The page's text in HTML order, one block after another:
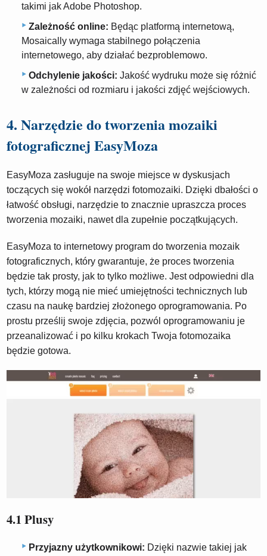
takimi jak Adobe Photoshop.
Zależność online: Będąc platformą internetową,
Mosaically wymaga stabilnego połączenia
internetowego, aby działać bezproblemowo.
Odchylenie jakości: Jakość wydruku może się różnić
w zależności od rozmiaru i jakości zdjęć wejściowych.
4. Narzędzie do tworzenia mozaiki
fotograficznej EasyMoza
EasyMoza zasługuje na swoje miejsce w dyskusjach
toczących się wokół narzędzi fotomozaiki. Dzięki dbałości o
łatwość obsługi, narzędzie to znacznie upraszcza proces
tworzenia mozaiki, nawet dla zupełnie początkujących.
EasyMoza to internetowy program do tworzenia mozaik
fotograficznych, który gwarantuje, że proces tworzenia
będzie tak prosty, jak to tylko możliwe. Jest odpowiedni dla
tych, którzy mogą nie mieć umiejętności technicznych lub
czasu na naukę bardziej złożonego oprogramowania. Po
prostu prześlij swoje zdjęcia, pozwól oprogramowaniu je
przeanalizować i po kilku krokach Twoja fotomozaika
będzie gotowa.
4.1 Plusy
Przyjazny użytkownikowi: Dzięki nazwie takiej jak